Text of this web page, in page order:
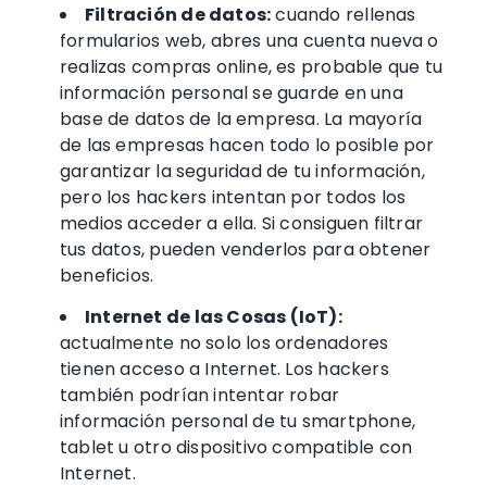
Filtración de datos:cuando rellenas
formularios web, abres una cuenta nuevao
realizas compras online, es probable que tu
información personal se guarde en una
base de datos de la empresa. La mayoría
de las empresas hacen todo lo posible por
garantizar la seguridad de tu información,
pero los hackers intentan por todos los
medios acceder a ella. Si consiguen filtrar
tus datos, pueden venderlos para obtener
beneficios.
Internet de las Cosas (IoT):
actualmente no solo los ordenadores
tienen acceso a Internet. Los hackers
también podrían intentar robar
información personal de tu smartphone,
tablet u otro dispositivo compatible con
Internet.